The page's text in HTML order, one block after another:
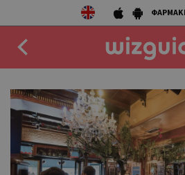
DRINK
50 BEST